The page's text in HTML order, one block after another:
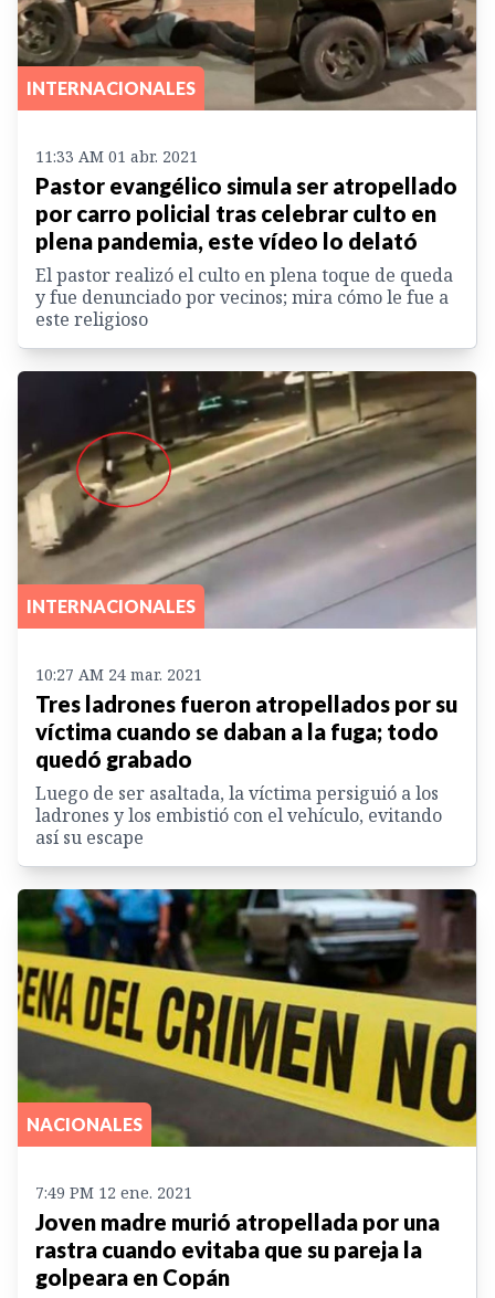
INTERNACIONALES
11:33 AM 01 abr. 2021
Pastor evangélico simula ser atropellado
por carro policial tras celebrar culto en
plena pandemia, este vídeo lo delató
El pastor realizó el culto en plena toque de queda
y fue denunciado por vecinos; mira cómo le fue a
este religioso
INTERNACIONALES
10:27 AM 24 mar. 2021
Tres ladrones fueron atropellados por su
víctima cuando se daban a la fuga; todo
quedó grabado
Luego de ser asaltada, la víctima persiguió a los
ladrones y los embistió con el vehículo, evitando
así su escape
NACIONALES
7:49 PM 12 ene. 2021
Joven madre murió atropellada por una
rastra cuando evitaba que su pareja la
golpeara en Copán